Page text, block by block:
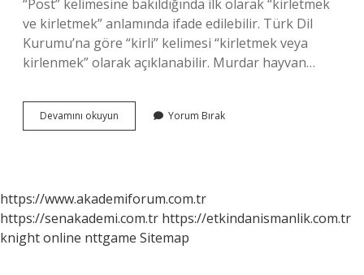
“Post” kelimesine bakıldığında ilk olarak “kirletmek
ve kirletmek” anlamında ifade edilebilir. Türk Dil
Kurumu’na göre “kirli” kelimesi “kirletmek veya
kirlenmek” olarak açıklanabilir. Murdar hayvan…
Devamını okuyun
Ne
Yorum Bırak
https://www.akademiforum.com.tr
https://senakademi.com.tr https://etkindanismanlik.com.tr
knight online nttgame Sitemap